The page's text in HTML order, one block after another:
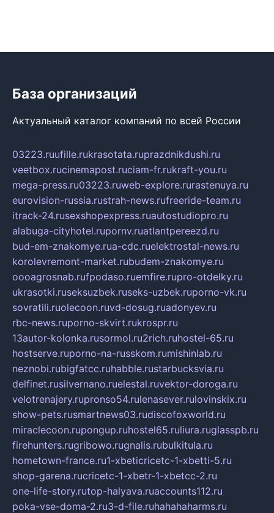
База организаций
Актуальный каталог компаний по всей России
03223.ruufille.rukrasotata.ruprazdnikdushi.ru
veetbox.rucinemapost.ruciam-fr.rukraft-you.ru
mega-press.ru03223.ruweb-explore.rurastenuya.ru
eurovision-russia.rustrah-news.rufreeride-team.ru
itrack-24.rusexshopexpress.ruautostudiopro.ru
alabuga-cityhotel.rupornv.ruatlantpereezd.ru
bud-em-znakomye.rua-cdc.ruelektrostal-news.ru
korolevremont-market.rubudem-znakomye.ru
oooagrosnab.rufpodaso.ruemfire.rupro-otdelky.ru
ukrasotki.ruseksuzbek.ruseks-uzbek.ruporno-vk.ru
sovratili.ruolecoon.ruvd-dosug.ruadonyev.ru
rbc-news.ruporno-skvirt.rukrospr.ru
13autor-kolonka.rusormol.ru2rich.ruhostel-65.ru
hostserve.ruporno-na-russkom.rumishinlab.ru
neznobi.rubigfatcc.ruhabble.rustarbucksvia.ru
delfinet.rusilvernano.ruelestal.ruvektor-doroga.ru
velotrenajery.rupronso54.rulenasever.rulovinskix.ru
show-pets.rusmartnews03.rudiscofoxworld.ru
miraclecoon.rupongup.ruhostel65.ruliura.ruglasspb.ru
firehunters.rugribowo.rugnalis.rubulkitula.ru
hometown-france.ru1-xbeticricetc-1-xbetti-5.ru
shop-garena.rucricetc-1-xbetr-1-xbetcc-2.ru
one-life-story.rutop-halyava.ruaccounts112.ru
poka-vse-doma-2.ru3-d-file.ruhahahaharms.ru